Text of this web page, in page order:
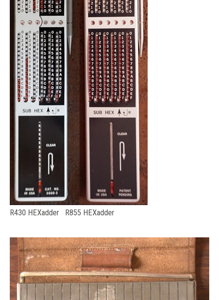
R430 HEXadder R855 HEXadder